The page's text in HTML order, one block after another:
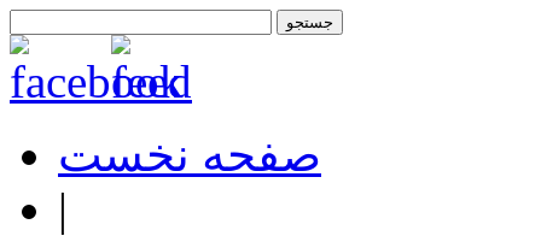
صفحه نخست
|